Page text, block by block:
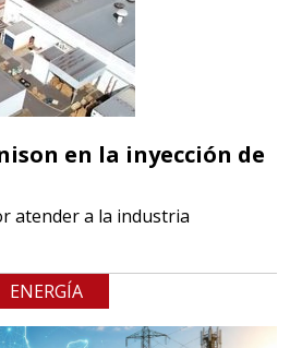
en la inyección de
atender a la industria
ENERGÍA